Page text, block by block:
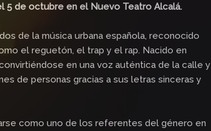
5 de octubre en el Nuevo Teatro Alcalá.
de la música urbana española, reconocido
el reguetón, el trap y el rap. Nacido en
en una voz auténtica de la calle y
de personas gracias a sus letras sinceras y
como uno de los referentes del género en